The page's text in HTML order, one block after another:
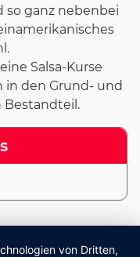
so ganz nebenbei
Salsa-Kurse
in den Grund- und
Bestandteil.
von Dritten,